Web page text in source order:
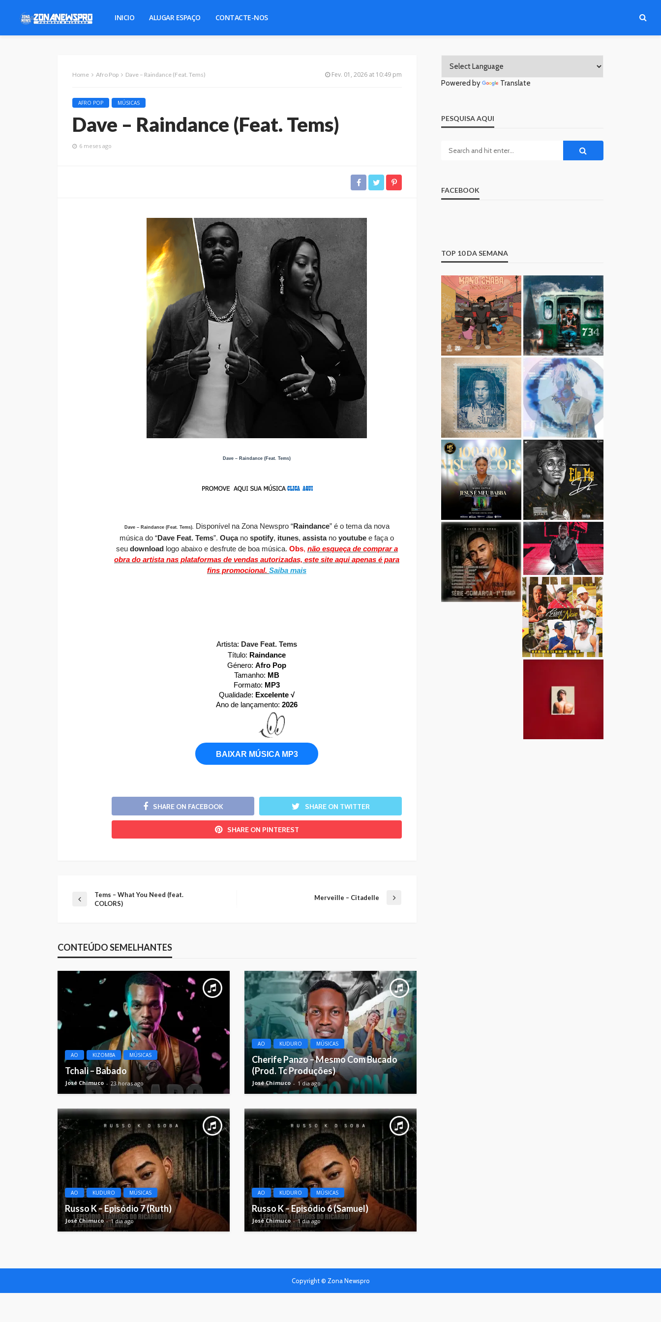
INICIO ALUGAR ESPAÇO CONTACTE-NOS
Home Afro Pop Dave – Raindance (Feat. Tems) Fev. 01, 2026 at 10:49 pm
AFRO POP MÚSICAS
Dave – Raindance (Feat. Tems)
6 meses ago
Dave – Raindance (Feat. Tems)
Dave – Raindance (Feat. Tems). Disponível na Zona Newspro “Raindance” é o tema da nova
música do “Dave Feat. Tems”. Ouçano spotify, itunes, assistano youtube e faça o
seu downloadlogo abaixo e desfrute de boa música. Obs, não esqueça de comprar a
obra do artista nas plataformas de vendas autorizadas, este site aqui apenas é para
fins promocional. Saiba mais
Artista: Dave Feat. Tems
Título: Raindance
Género: Afro Pop
Tamanho: MB
Formato: MP3
Qualidade: Excelente √
Ano de lançamento: 2026
BAIXAR MÚSICA MP3
SHARE ON FACEBOOK SHARE ON TWITTER
SHARE ON PINTEREST
Tems – What You Need (feat.
COLORS)
Merveille – Citadelle
CONTEÚDO SEMELHANTES
AO KIZOMBA MÚSICAS
Tchali – Babado
José Chimuco 23 horas ago
AO KUDURO MÚSICAS
Cherife Panzo – Mesmo Com Bucado
(Prod. Tc Produções)
José Chimuco 1 dia ago
AO KUDURO MÚSICAS
Russo K – Episódio 7 (Ruth)
José Chimuco 1 dia ago
AO KUDURO MÚSICAS
Russo K – Episódio 6 (Samuel)
José Chimuco 1 dia ago
Powered by Translate
PESQUISA AQUI
FACEBOOK
TOP 10 DA SEMANA
Copyright © Zona Newspro